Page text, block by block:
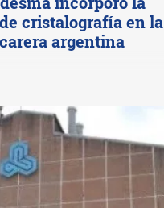
cristalografía en la
argentina